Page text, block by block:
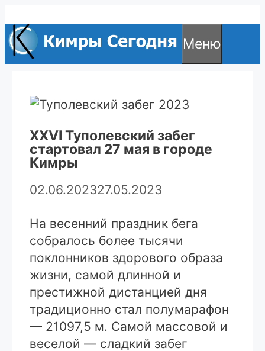
к
содержимому
Меню
XXVI Туполевский забег
стартовал 27 мая в городе
Кимры
02.06.202327.05.2023
На весенний праздник бега
собралось более тысячи
поклонников здорового образа
жизни, самой длинной и
престижной дистанцией дня
традиционно стал полумарафон
— 21097,5 м. Самой массовой и
веселой — сладкий забег